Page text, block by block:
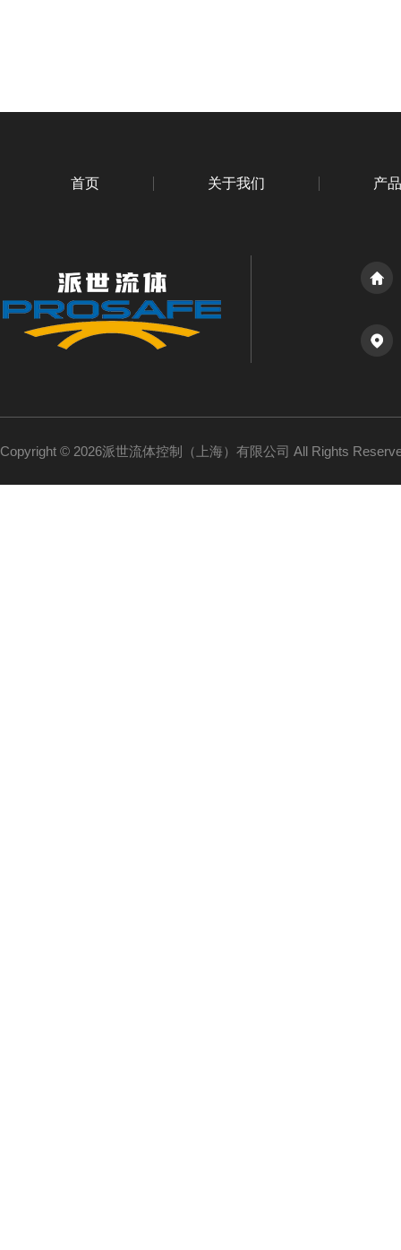
首页 关于我们 产
Copyright © 2026派世流体控制（上海）有限公司 All Rights